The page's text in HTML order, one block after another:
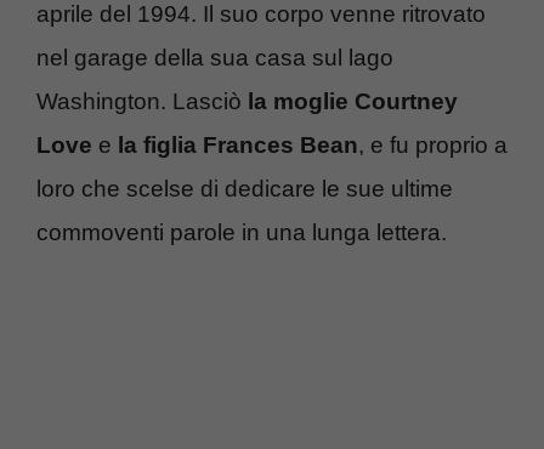
aprile del 1994. Il suo corpo venne ritrovato
nel garage della sua casa sul lago
Washington. Lasciò la moglie Courtney
Love e la figlia Frances Bean, e fu proprio a
loro che scelse di dedicare le sue ultime
commoventi parole in una lunga lettera.